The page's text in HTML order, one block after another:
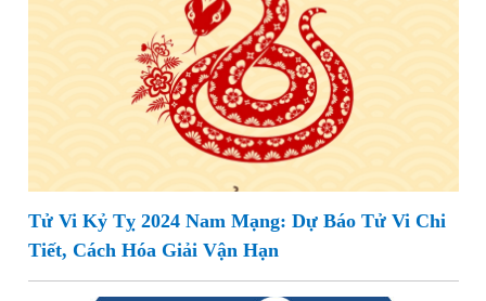
Tử Vi Kỷ Tỵ 2024 Nam Mạng: Dự Báo Tử Vi Chi
Tiết, Cách Hóa Giải Vận Hạn